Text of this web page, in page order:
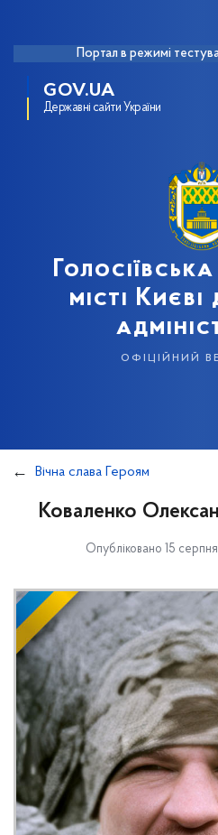
Портал в режимі
GOV.UA
Державні сайти України
місті
офіційний
Вічна слава Героям
Коваленко
Опубліковано 15